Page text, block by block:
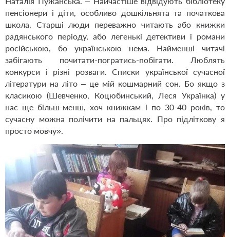
пенсіонери і діти, особливо дошкільнята та початкова
школа. Старші люди переважно читають або книжки
радянського періоду, або легенькі детективи і романи
російською, бо українською нема. Найменші читачі
забігають почитати-погратись-побігати. Люблять
конкурси і різні розваги. Списки української сучасної
літератури на літо – це мій кошмарний сон. Бо якщо з
класикою (Шевченко, Коцюбинський, Леся Українка) у
нас ще більш-менш, хоч книжкам і по 30-40 років, то
сучасну можна полічити на пальцях. Про підліткову я
просто мовчу».